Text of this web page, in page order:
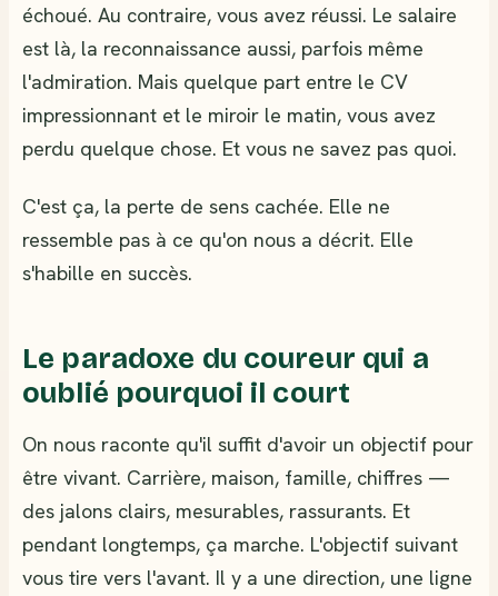
échoué. Au contraire, vous avez réussi. Le salaire
est là, la reconnaissance aussi, parfois même
l'admiration. Mais quelque part entre le CV
impressionnant et le miroir le matin, vous avez
perdu quelque chose. Et vous ne savez pas quoi.
C'est ça, la perte de sens cachée. Elle ne
ressemble pas à ce qu'on nous a décrit. Elle
s'habille en succès.
Le paradoxe du coureur qui a
oublié pourquoi il court
On nous raconte qu'il suffit d'avoir un objectif pour
être vivant. Carrière, maison, famille, chiffres —
des jalons clairs, mesurables, rassurants. Et
pendant longtemps, ça marche. L'objectif suivant
vous tire vers l'avant. Il y a une direction, une ligne